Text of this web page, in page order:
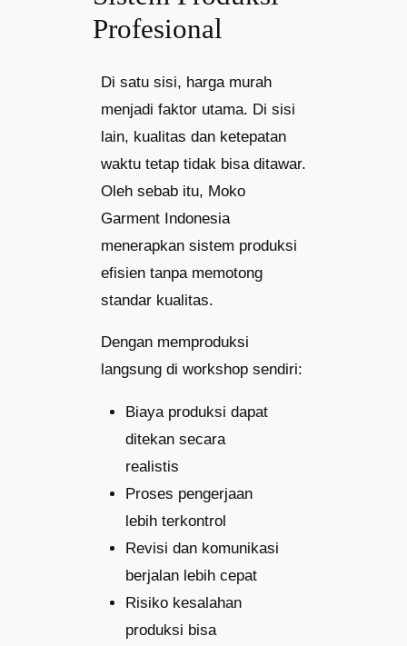
Profesional
Di satu sisi, harga murah
menjadi faktor utama. Di sisi
lain, kualitas dan ketepatan
waktu tetap tidak bisa ditawar.
Oleh sebab itu, Moko
Garment Indonesia
menerapkan sistem produksi
efisien tanpa memotong
standar kualitas.
Dengan memproduksi
langsung di workshop sendiri:
Biaya produksi dapat
ditekan secara
realistis
Proses pengerjaan
lebih terkontrol
Revisi dan komunikasi
berjalan lebih cepat
Risiko kesalahan
produksi bisa